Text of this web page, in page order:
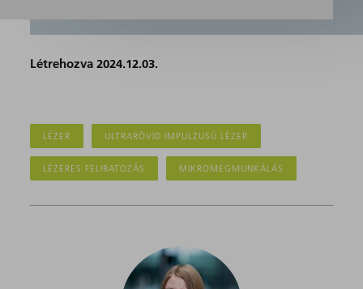
Létrehozva 2024.12.03.
LÉZER ULTRARÖVID IMPULZUSÚ LÉZER
LÉZERES FELIRATOZÁS MIKROMEGMUNKÁLÁS